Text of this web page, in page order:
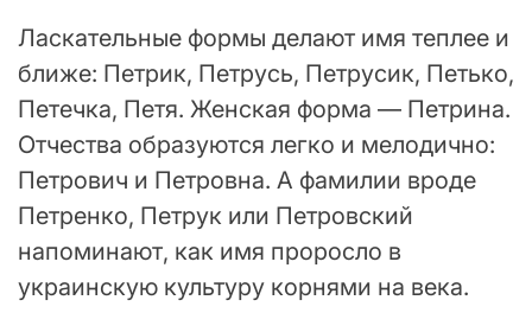
Ласкательные формы делают имя теплее и
ближе: Петрик, Петрусь, Петрусик, Петько,
Петечка, Петя. Женская форма — Петрина.
Отчества образуются легко и мелодично:
Петрович и Петровна. А фамилии вроде
Петренко, Петрук или Петровский
напоминают, как имя проросло в
украинскую культуру корнями на века.